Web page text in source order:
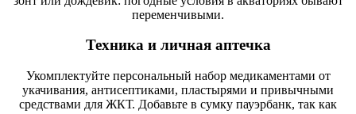
переменчивыми.
Техника и личная аптечка
Укомплектуйте персональный набор медикаментами от
укачивания, антисептиками, пластырями и привычными
средствами для ЖКТ. Добавьте в сумку пауэрбанк, так как